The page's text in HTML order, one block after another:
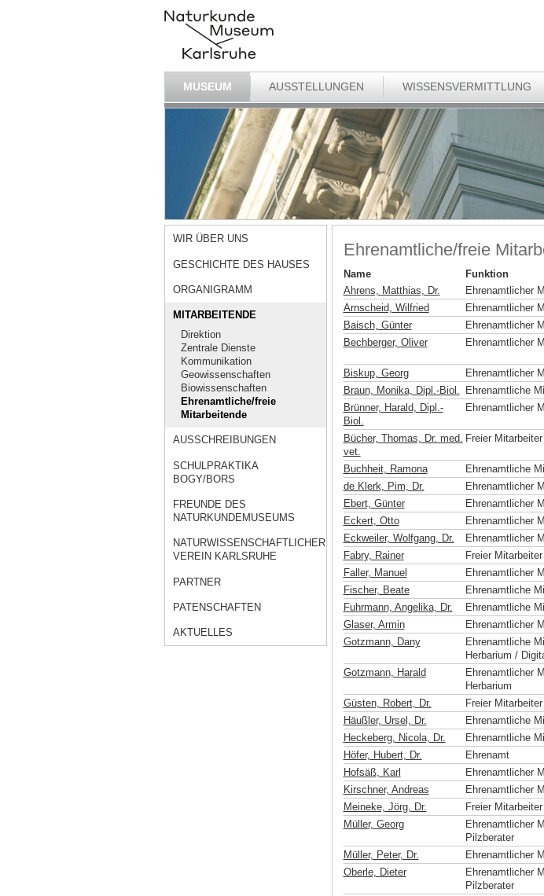
MUSEUM AUSSTELLUNGEN WISSENSVERMITTLUNG
WIR ÜBER UNS
GESCHICHTE DES HAUSES
ORGANIGRAMM
MITARBEITENDE
Direktion
Zentrale Dienste
Kommunikation
Geowissenschaften
Biowissenschaften
Ehrenamtliche/freie
Mitarbeitende
AUSSCHREIBUNGEN
SCHULPRAKTIKA
BOGY/BORS
FREUNDE DES
NATURKUNDEMUSEUMS
NATURWISSENSCHAFTLICHER
VEREIN KARLSRUHE
PARTNER
PATENSCHAFTEN
AKTUELLES
Ehrenamtliche/freie
Name Funktion
Ahrens, Matthias, Dr.
Ehrenamtlicher
Arnscheid, Wilfried
Ehrenamtlicher
Baisch, Günter
Ehrenamtlicher
Bechberger, Oliver
Ehrenamtlicher
Biskup, Georg
Ehrenamtlicher
Braun, Monika, Dipl.-Biol.
Ehrenamtliche
Brünner, Harald, Dipl.-
Biol.
Ehrenamtlicher
Bücher, Thomas, Dr. med.
vet.
Freier Mitarbeiter
Buchheit, Ramona
Ehrenamtliche
de Klerk, Pim, Dr.
Ehrenamtlicher
Ebert, Günter
Ehrenamtlicher
Eckert, Otto
Ehrenamtlicher
Eckweiler, Wolfgang, Dr.
Ehrenamtlicher
Fabry, Rainer
Freier Mitarbeiter
Faller, Manuel
Ehrenamtlicher
Fischer, Beate
Ehrenamtliche
Fuhrmann, Angelika, Dr.
Ehrenamtliche
Glaser, Armin
Ehrenamtlicher
Gotzmann, Dany
Ehrenamtliche
Herbarium /
Gotzmann, Harald
Ehrenamtlicher
Herbarium
Güsten, Robert, Dr.
Freier Mitarbeiter
Häußler, Ursel, Dr.
Ehrenamtliche
Heckeberg, Nicola, Dr.
Ehrenamtliche
Höfer, Hubert, Dr.
Ehrenamt
Hofsäß, Karl
Ehrenamtlicher
Kirschner, Andreas
Ehrenamtlicher
Meineke, Jörg, Dr.
Freier Mitarbeiter
Müller, Georg
Ehrenamtlicher
Pilzberater
Müller, Peter, Dr.
Ehrenamtlicher
Oberle, Dieter
Ehrenamtlicher
Pilzberater